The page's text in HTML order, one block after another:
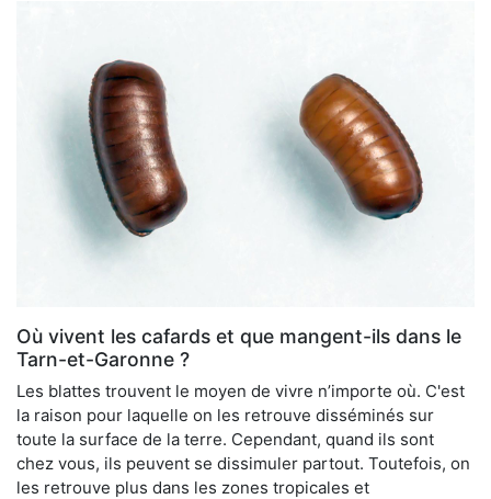
Où vivent les cafards et que mangent-ils dans le
Tarn-et-Garonne ?
Les blattes trouvent le moyen de vivre n’importe où. C'est
la raison pour laquelle on les retrouve disséminés sur
toute la surface de la terre. Cependant, quand ils sont
chez vous, ils peuvent se dissimuler partout. Toutefois, on
les retrouve plus dans les zones tropicales et